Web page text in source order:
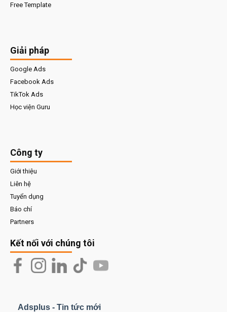
Free Template
Giải pháp
Google Ads
Facebook Ads
TikTok Ads
Học viện Guru
Công ty
Giới thiệu
Liên hệ
Tuyển dụng
Báo chí
Partners
Kết nối với chúng tôi